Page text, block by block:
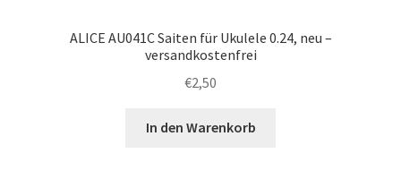
ALICE AU041C Saiten für Ukulele 0.24, neu –
versandkostenfrei
€2,50
In den Warenkorb